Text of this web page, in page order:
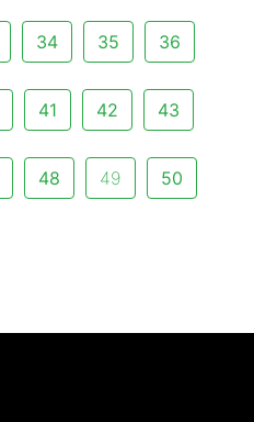
34 35 36
41 42 43
48 49 50